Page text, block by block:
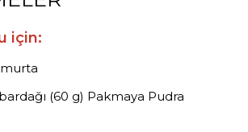
için:
(60 g) Pakmaya Pudra